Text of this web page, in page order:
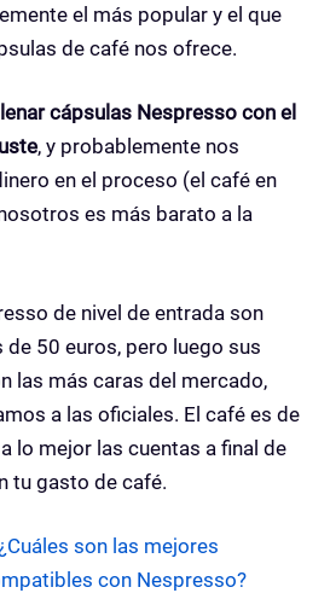
el más popular y el que
de café nos ofrece.
cápsulas Nespresso con el
, y probablemente nos
en el proceso (el café en
es más barato a la
de nivel de entrada son
de 50 euros, pero luego sus
las más caras del mercado,
a las oficiales. El café es de
lo mejor las cuentas a final de
tu gasto de café.
son las mejores
con Nespresso?